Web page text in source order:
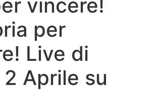
vincere!
per
Live di
Aprile su